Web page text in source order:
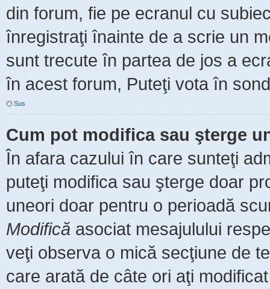
din forum, fie pe ecranul cu
înregistraţi înainte de a scrie un
sunt trecute în partea de jos a
în acest forum, Puteţi vota în
Sus
Cum pot modifica sau şterge
În afara cazului în care sunteţi
puteţi modifica sau şterge doar
uneori doar pentru o perioadă
Modifică asociat mesajulului
veţi observa o mică secţiune de
care arată de câte ori aţi